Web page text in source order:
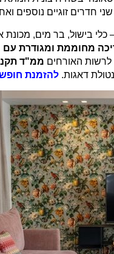
חדרים זוגיים נוספים
כלי בישול, בר מים,
מחוממת ומגודרת עם
לרשות האורחים ממ"ד
להזמנת